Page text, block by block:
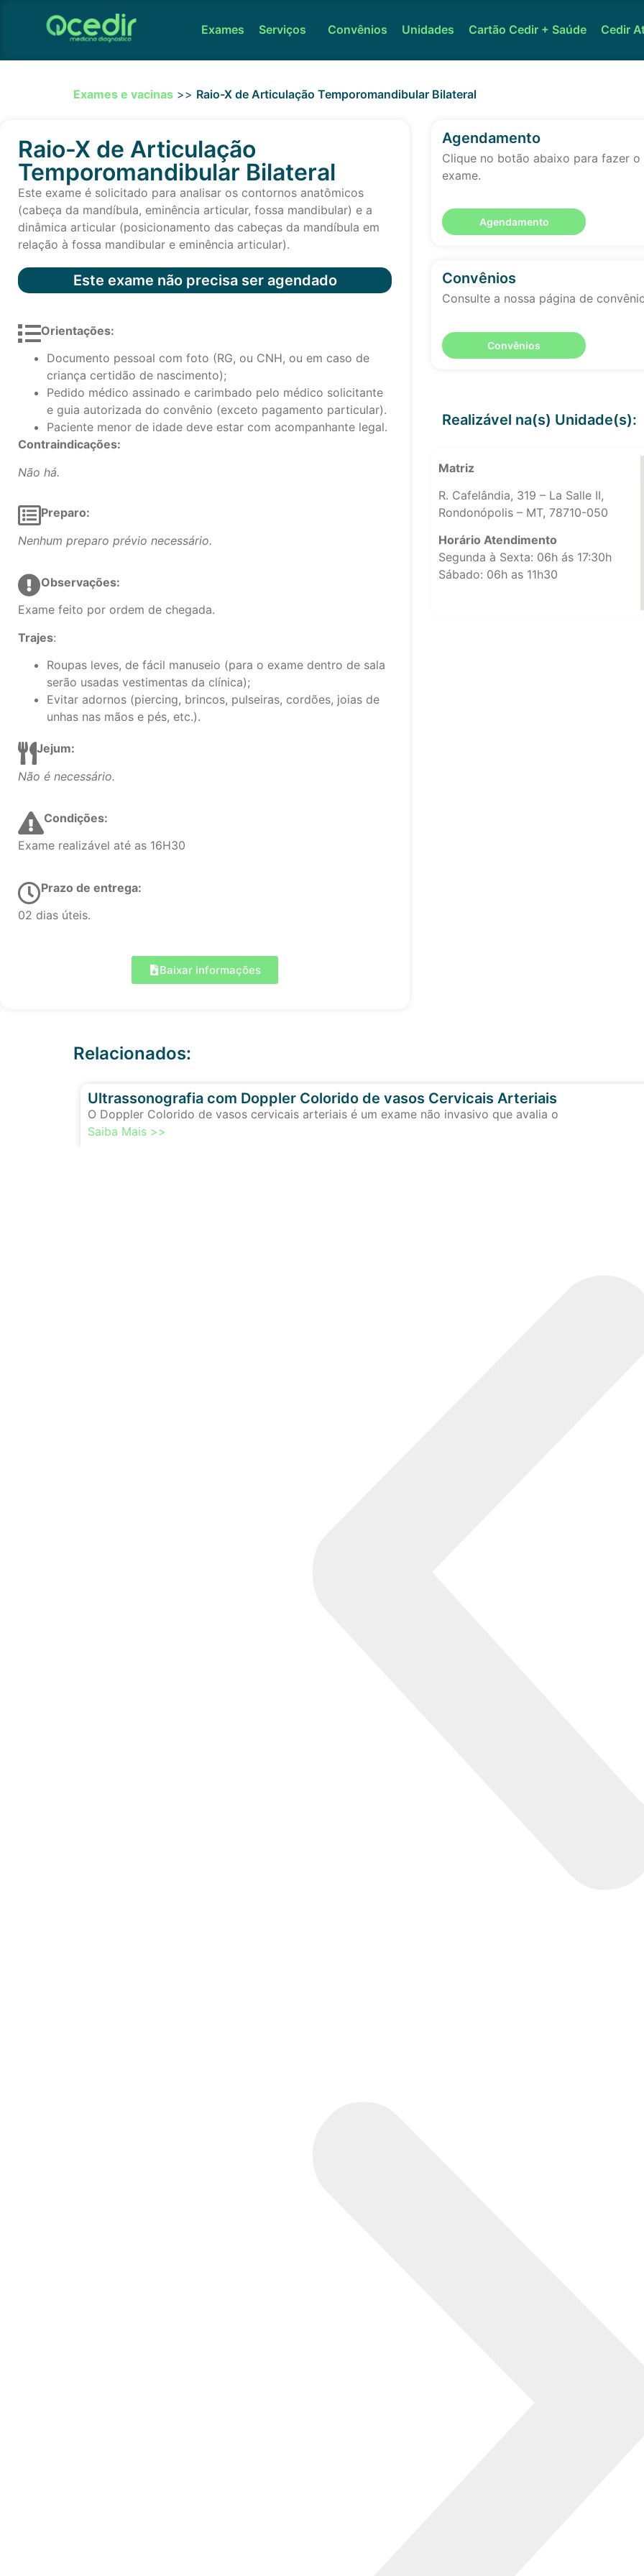
Exames Serviços Convênios Unidades Cartão Cedir + Saúde Cedir
Exames e vacinas >> Raio-X de Articulação Temporomandibular Bilateral
Raio-X de Articulação
Temporomandibular Bilateral
Este exame é solicitado para analisar os contornos anatômicos
(cabeça da mandíbula, eminência articular, fossa mandibular) e a
dinâmica articular (posicionamento das cabeças da mandíbula em
relação à fossa mandibular e eminência articular).
Este exame não precisa ser agendado
Orientações:
Documento pessoal com foto (RG, ou CNH, ou em caso de
criança certidão de nascimento);
Pedido médico assinado e carimbado pelo médico solicitante
e guia autorizada do convênio (exceto pagamento particular).
Paciente menor de idade deve estar com acompanhante legal.
Contraindicações:
Não há.
Preparo:
Nenhum preparo prévio necessário.
Observações:
Exame feito por ordem de chegada.
Trajes:
Roupas leves, de fácil manuseio (para o exame dentro de sala
serão usadas vestimentas da clínica);
Evitar adornos (piercing, brincos, pulseiras, cordões, joias de
unhas nas mãos e pés, etc.).
Jejum:
Não é necessário.
Condições:
Exame realizável até as 16H30
Prazo de entrega:
02 dias úteis.
Baixar informações
Agendamento
Clique no botão abaixo para fazer
exame.
Agendamento
Convênios
Consulte a nossa página de
Convênios
Realizável na(s) Unidade(s):
Matriz
R. Cafelândia, 319 – La Salle II,
Rondonópolis – MT, 78710-050
Horário Atendimento
Segunda à Sexta: 06h ás 17:30h
Sábado: 06h as 11h30
Relacionados:
Ultrassonografia com Doppler Colorido de vasos Cervicais Arteriais
O Doppler Colorido de vasos cervicais arteriais é um exame não invasivo que avalia o
Saiba Mais >>